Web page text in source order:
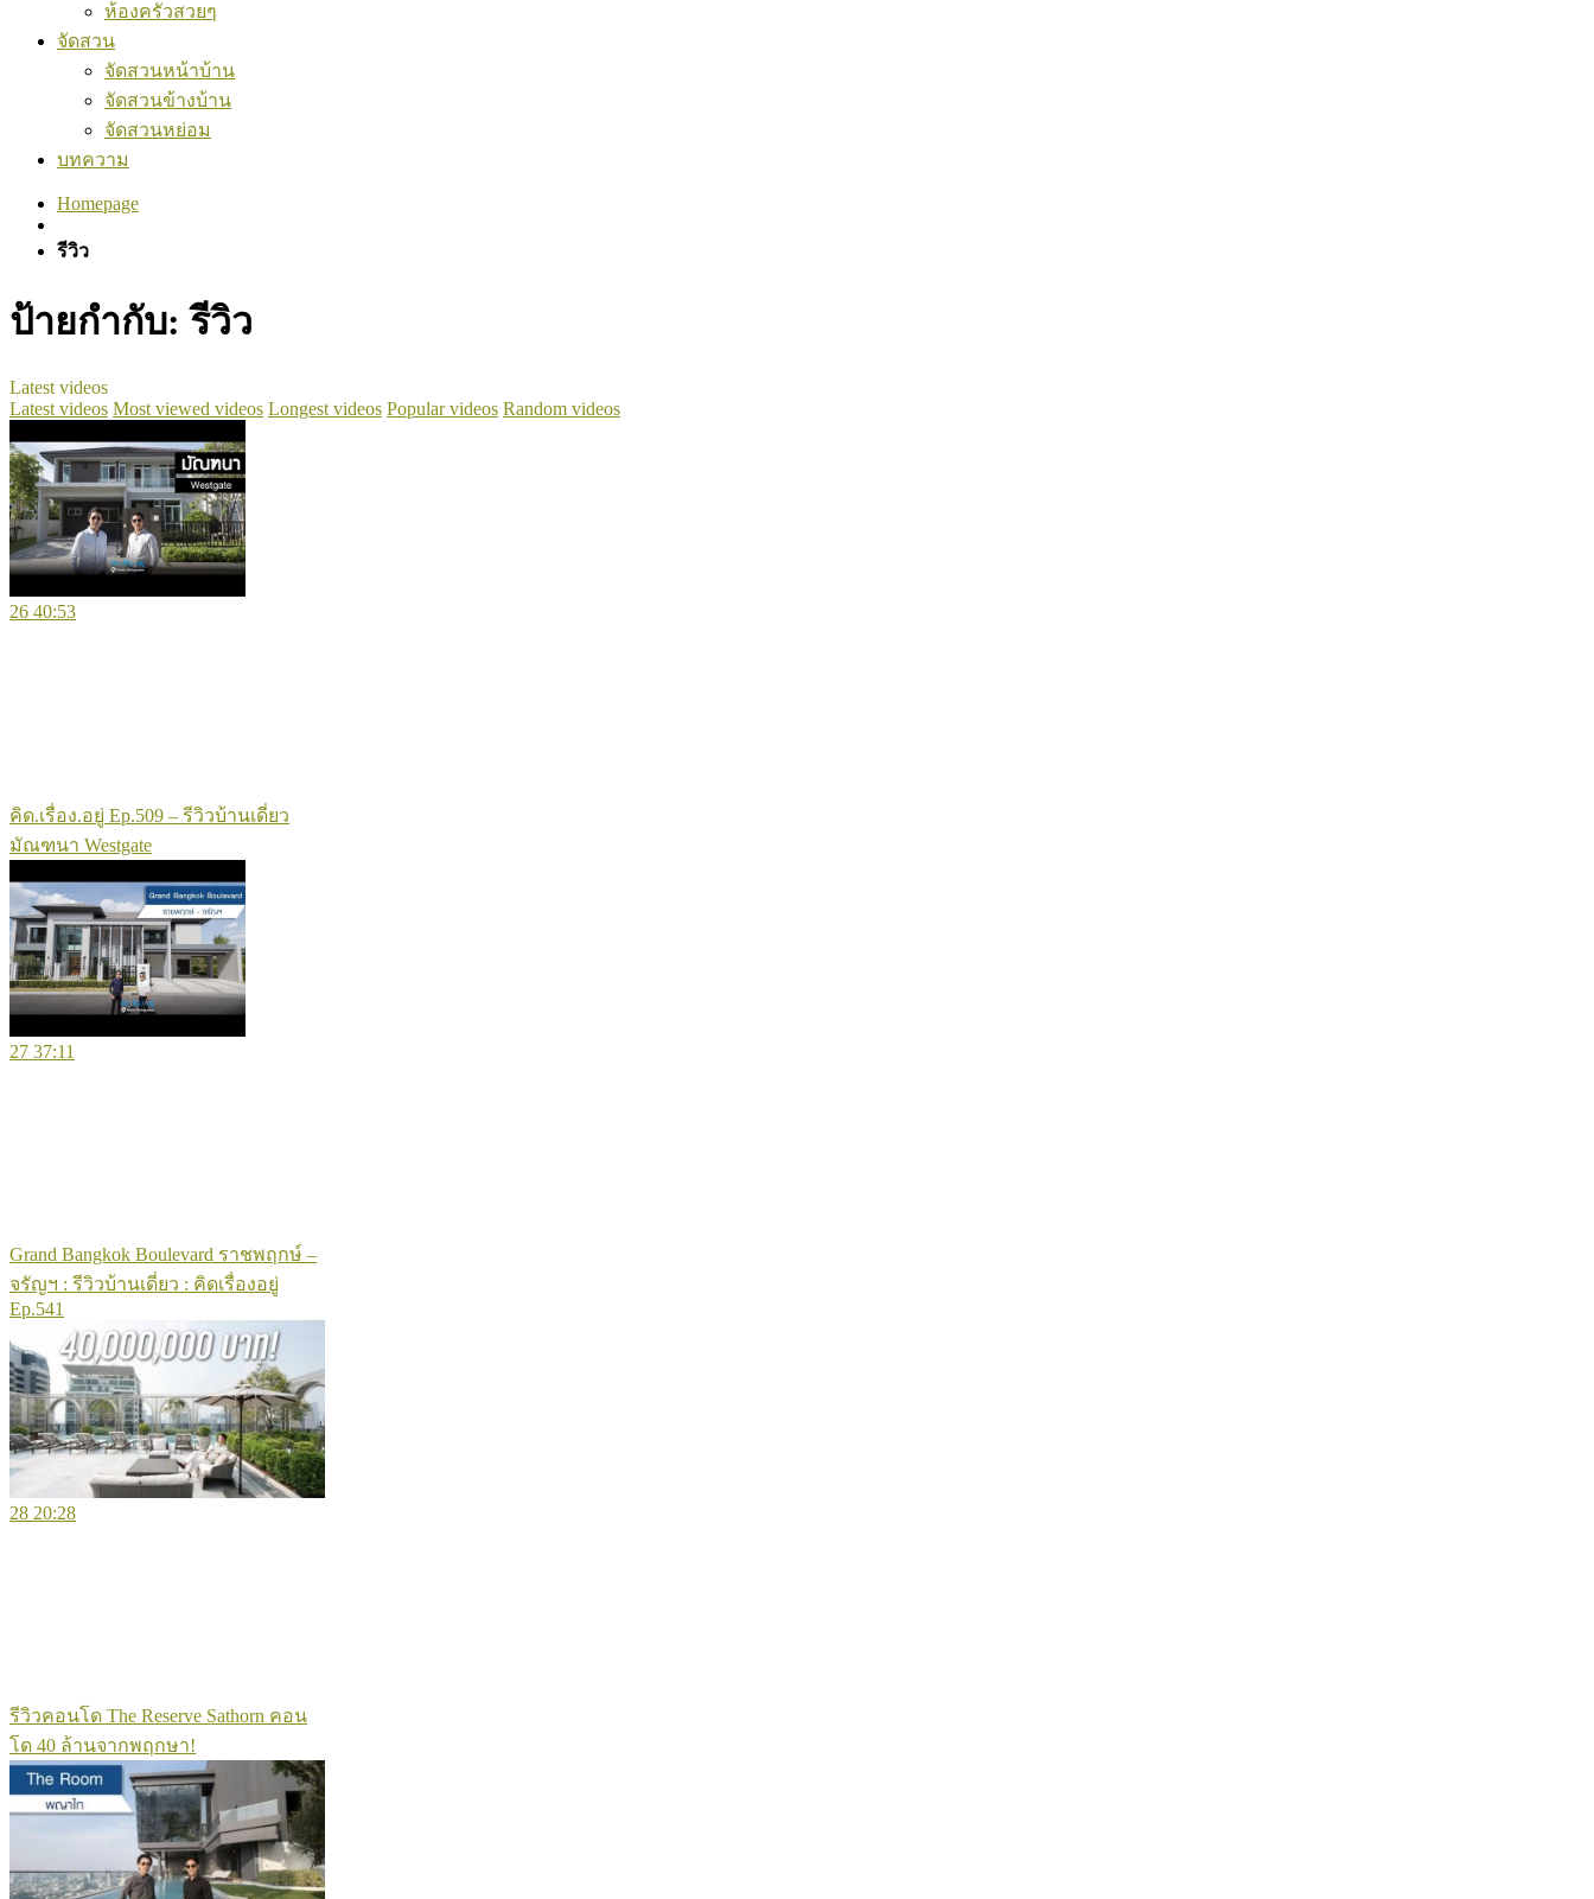
ห้องครัวสวยๆ
จัดสวน
จัดสวนหน้าบ้าน
จัดสวนข้างบ้าน
จัดสวนหย่อม
บทความ
Homepage
รีวิว
ป้ายกำกับ:รีวิว
Latest videos
Latest videos Most viewed videos Longest videos Popular videos Random videos
26 40:53
คิด.เรื่อง.อยู่ Ep.509 – รีวิวบ้านเดี่ยว
มัณฑนา Westgate
27 37:11
Grand Bangkok Boulevard ราชพฤกษ์ –
จรัญฯ : รีวิวบ้านเดี่ยว : คิดเรื่องอยู่
Ep.541
28 20:28
รีวิวคอนโด The Reserve Sathorn คอน
โด 40 ล้านจากพฤกษา!